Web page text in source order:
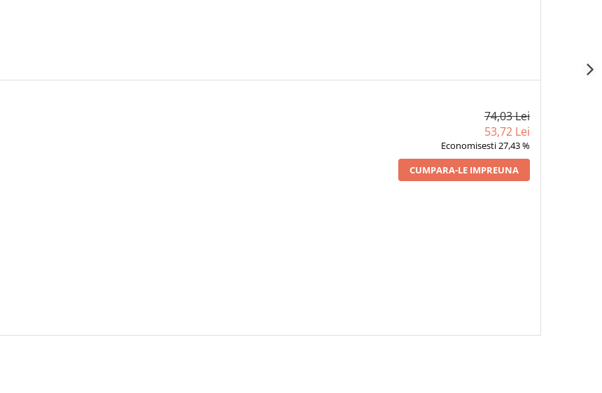
74,03 Lei
53,72 Lei
Economisesti 27,43 %
CUMPARA-LE IMPREUNA